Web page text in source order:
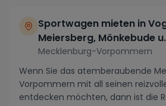
Sportwagen mieten in
Meiersberg, Mönkebude
Mecklenburg-Vorpommern
Wenn Sie das atemberaubende
Vorpommern mit all seinen
entdecken möchten, dann ist die